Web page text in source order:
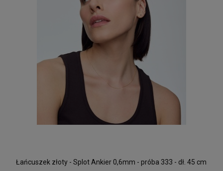
Łańcuszek złoty - Splot Ankier 0,6mm - próba 333 - dł. 45 cm